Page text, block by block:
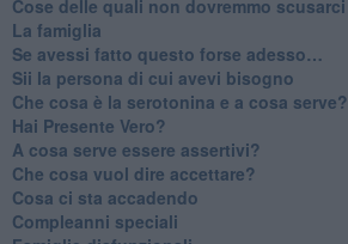
​Cose delle quali non dovremmo scusarci
​La famiglia
​Se avessi fatto questo forse adesso…
​Sii la persona di cui avevi bisogno
Che cosa è la serotonina e a cosa serve?
​Hai Presente Vero?
A cosa serve essere assertivi?
​Che cosa vuol dire accettare?
​Cosa ci sta accadendo
​Compleanni speciali